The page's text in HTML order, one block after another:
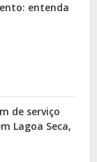
entenda
de serviço
Lagoa Seca,